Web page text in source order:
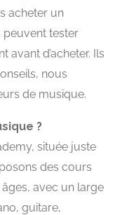
acheter un
peuvent tester
avant d’acheter. Ils
nous
de musique.
?
située juste
des cours
avec un large
guitare,